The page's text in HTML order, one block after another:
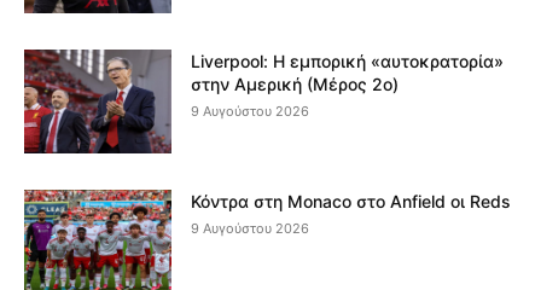
Liverpool: Η εμπορική «αυτοκρατορία»
στην Αμερική (Μέρος 2ο)
9 Αυγούστου 2026
Κόντρα στη Monaco στο Anfield οι Reds
9 Αυγούστου 2026